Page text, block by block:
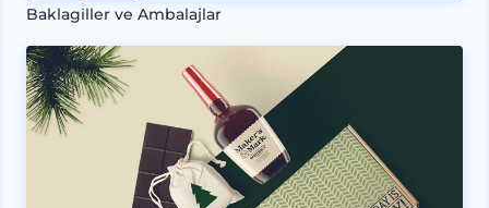
Baklagiller ve Ambalajlar